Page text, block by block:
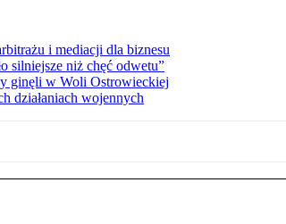
i mediacji dla biznesu
silniejsze niż chęć odwetu”
ginęli w Woli Ostrowieckiej
działaniach wojennych